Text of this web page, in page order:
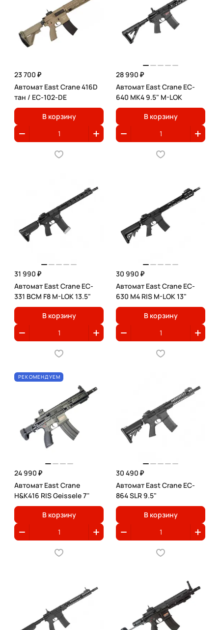
23 700 ₽
Автомат East Crane 416D
тан / EC-102-DE
В корзину
28 990 ₽
Автомат East Crane EC-
640 MK4 9.5" M-LOK
В корзину
31 990 ₽
Автомат East Crane EC-
331 BCM F8 M-LOK 13.5"
В корзину
30 990 ₽
Автомат East Crane EC-
630 M4 RIS M-LOK 13"
В корзину
РЕКОМЕНДУЕМ
24 990 ₽
Автомат East Crane
H&K416 RIS Geissele 7''
В корзину
30 490 ₽
Автомат East Crane EC-
864 SLR 9.5"
В корзину